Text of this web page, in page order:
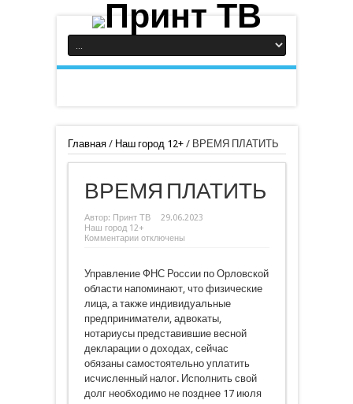
Главная/ Наш город 12+/ ВРЕМЯ ПЛАТИТЬ
ВРЕМЯ ПЛАТИТЬ
Автор: Принт ТВ
29.06.2023
Наш город 12+
Комментариик
ПЛАТИТЬ
отключены
Управление ФНС России по Орловской
области напоминают, что физические
лица, а также индивидуальные
предприниматели, адвокаты,
нотариусы представившие весной
декларации о доходах, сейчас
обязаны самостоятельно уплатить
исчисленный налог. Исполнить свой
долг необходимо не позднее 17 июля